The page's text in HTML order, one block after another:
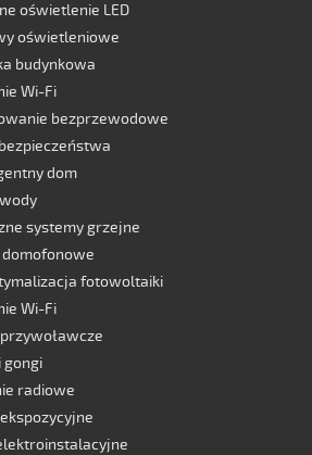
oświetlenie LED
oświetleniowe
budynkowa
Wi-Fi
bezprzewodowe
dom
systemy grzejne
domofonowe
fotowoltaiki
Wi-Fi
gongi
radiowe